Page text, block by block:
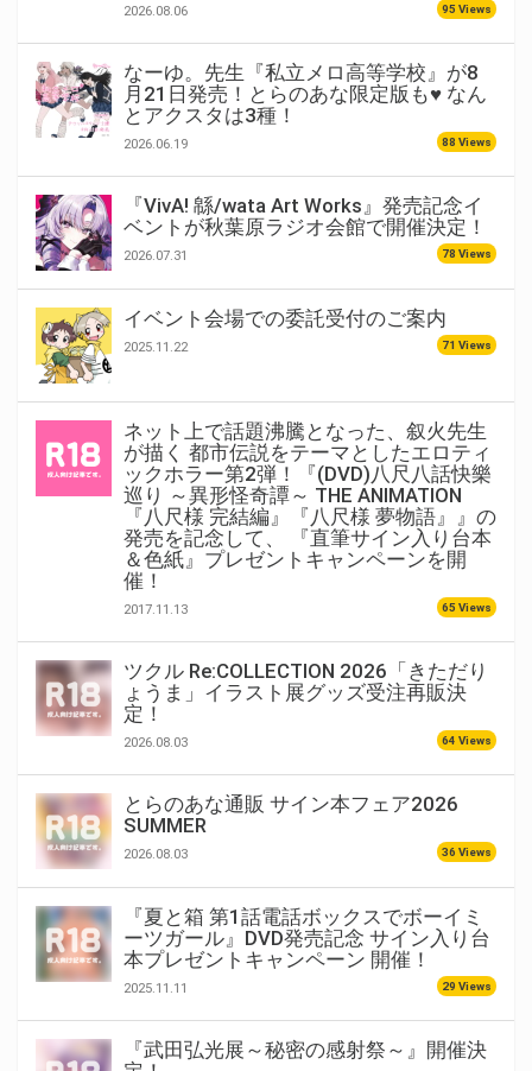
2026.08.06 95 Views
なーゆ。先生『私立メロ高等学校』が8
月21日発売！とらのあな限定版も♥ なん
とアクスタは3種！
2026.06.19 88 Views
『VivA! 緜/wata Art Works』発売記念イ
ベントが秋葉原ラジオ会館で開催決定！
2026.07.31 78 Views
イベント会場での委託受付のご案内
2025.11.22 71 Views
ネット上で話題沸騰となった、叙火先生
が描く 都市伝説をテーマとしたエロティ
ックホラー第2弾！『(DVD)八尺八話快樂
巡り ～異形怪奇譚～ THE ANIMATION
『八尺様 完結編』『八尺様 夢物語』』の
発売を記念して、 『直筆サイン入り台本
＆色紙』プレゼントキャンペーンを開
催！
2017.11.13 65 Views
ツクル Re:COLLECTION 2026「きただり
ょうま」イラスト展グッズ受注再販決
定！
2026.08.03 64 Views
とらのあな通販 サイン本フェア2026
SUMMER
2026.08.03 36 Views
『夏と箱 第1話電話ボックスでボーイミ
ーツガール』DVD発売記念 サイン入り台
本プレゼントキャンペーン 開催！
2025.11.11 29 Views
『武田弘光展～秘密の感射祭～』開催決